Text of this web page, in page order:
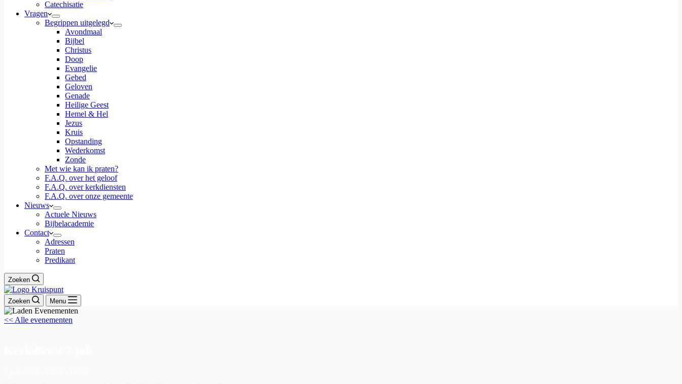
Catechisatie
Vragen
Begrippen uitgelegd
Avondmaal
Bijbel
Christus
Doop
Evangelie
Gebed
Geloven
Genade
Heilige Geest
Hemel & Hel
Jezus
Kruis
Opstanding
Wederkomst
Zonde
Met wie kan ik praten?
F.A.Q. over het geloof
F.A.Q. over kerkdiensten
F.A.Q. over onze gemeente
Nieuws
Actuele Nieuws
Bijbelacademie
Contact
Adressen
Praten
Predikant
Zoeken
Zoeken Menu
<< Alle evenementen